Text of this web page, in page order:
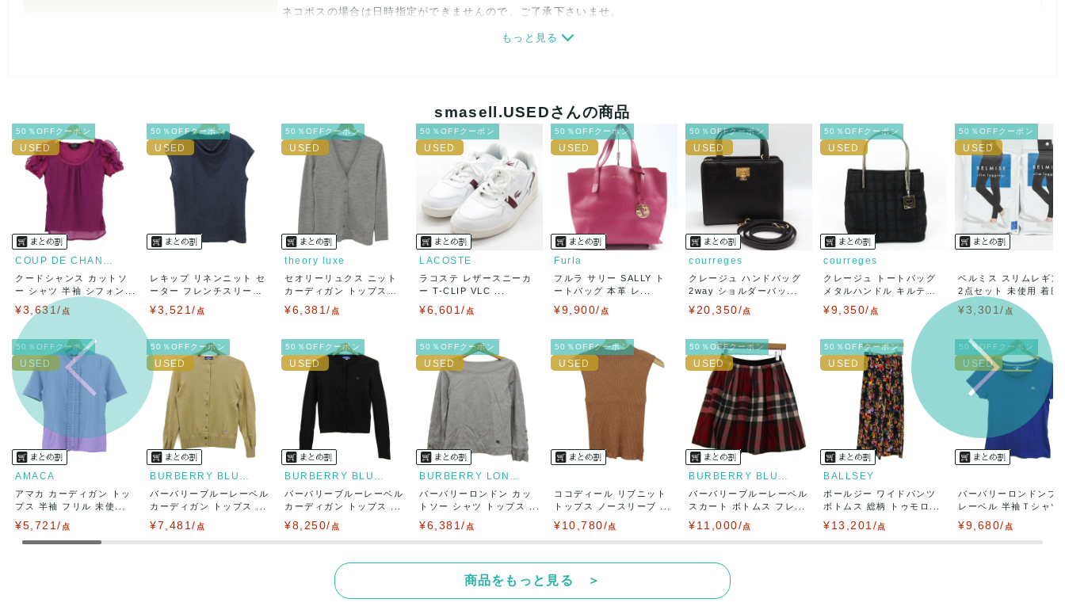
ネコポスの場合は日時指定ができませんので、ご了承下さいませ。
USED品に関しましては、見る方によって状態の価値観が異なりますので、トラブルを避けるため、神経質な方や完璧な商品を求められる方は御購
また商品には細心の注意をはらっておりますが、何かございましたら、レビュー記載前に必ずコメント欄よりご連絡お願い致します。対応できるこ
とがあれば、誠意をもって対応致します。
また並行輸入品もございますので、真贋方法などお答えできない場合もございます。
万が一、購入後に偽造品等が発覚しましたら、返品・返金にて対応致しますので、ご連絡お願い致します。
決済方法 クレジットカード、メルペイ、銀行振込、PayPay、コンビニ払い
出荷 送料：¥1,650 (見込み)
送料表を確認する
出荷目安：5営業日以内
出荷予定日：なるべく最短で発送致します。
もっと見る
smasell.USEDさんの商品
50％OFFクーポン
クードシャンス カットソ
ー シャツ 半袖 シフォン...
¥3,631/ 点
50％OFFクーポン
レキップ リネンニット セ
ーター フレンチスリー
¥3,521/ 点
50％OFFクーポン
theory luxe
セオリーリュクス ニット
カーディガン トップス
¥6,381/ 点
50％OFFクーポン
LACOSTE
ラコステ レザースニーカ
ー T-CLIP VLC ...
¥6,601/ 点
50％OFFクーポン
Furla
フルラ サリー SALLY ト
ートバッグ 本革 レ...
¥9,900/ 点
50％OFFクーポン
courreges
クレージュ ハンドバッグ
2way ショルダーバッ...
¥20,350/点
50％OFFクーポン
courreges
クレージュ トートバッグ
メタルハンドル キルテ
¥9,350/ 点
50％OFFクーポン
ベルミス スリムレギン
2点セット 未使用 着圧
¥3,301/ 点
50％OFFクーポン
AMACA
アマカ カーディガン トッ
プス 半袖 フリル 未使...
¥5,721/ 点
50％OFFクーポン
バーバリーブルーレーベル
カーディガン トップス ...
¥7,481/ 点
50％OFFクーポン
バーバリーブルーレーベル
カーディガン トップス ...
¥8,250/ 点
50％OFFクーポン
バーバリーロンドン カッ
トソー シャツ トップス ...
¥6,381/ 点
50％OFFクーポン
ココディール リブニット
トップス ノースリーブ ...
¥10,780/点
50％OFFクーポン
バーバリーブルーレーベル
スカート ボトムス フレ...
¥11,000/点
50％OFFクーポン
BALLSEY
ボールジー ワイドパンツ
ボトムス 総柄 トゥモロ...
¥13,201/点
50％OFFクーポン
バーバリーロンドンブ
レーベル 半袖Ｔシャツ
¥9,680/ 点
商品をもっと見る ＞